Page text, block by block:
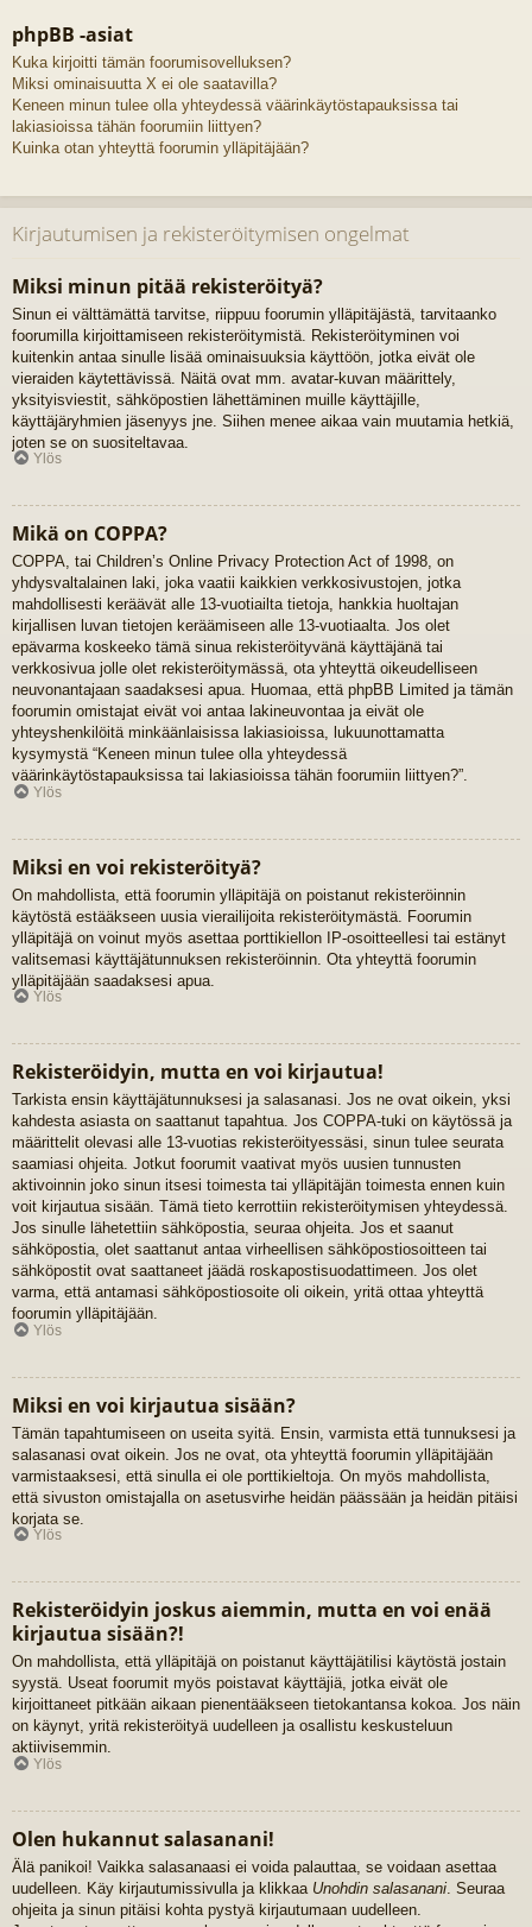
phpBB -asiat
Kuka kirjoitti tämän foorumisovelluksen?
Miksi ominaisuutta X ei ole saatavilla?
Keneen minun tulee olla yhteydessä väärinkäytöstapauksissa tai
lakiasioissa tähän foorumiin liittyen?
Kuinka otan yhteyttä foorumin ylläpitäjään?
Kirjautumisen ja rekisteröitymisen ongelmat
Miksi minun pitää rekisteröityä?
Sinun ei välttämättä tarvitse, riippuu foorumin ylläpitäjästä, tarvitaanko
foorumilla kirjoittamiseen rekisteröitymistä. Rekisteröityminen voi
kuitenkin antaa sinulle lisää ominaisuuksia käyttöön, jotka eivät ole
vieraiden käytettävissä. Näitä ovat mm. avatar-kuvan määrittely,
yksityisviestit, sähköpostien lähettäminen muille käyttäjille,
käyttäjäryhmien jäsenyys jne. Siihen menee aikaa vain muutamia hetkiä,
joten se on suositeltavaa.
Ylös
Mikä on COPPA?
COPPA, tai Children’s Online Privacy Protection Act of 1998, on
yhdysvaltalainen laki, joka vaatii kaikkien verkkosivustojen, jotka
mahdollisesti keräävät alle 13-vuotiailta tietoja, hankkia huoltajan
kirjallisen luvan tietojen keräämiseen alle 13-vuotiaalta. Jos olet
epävarma koskeeko tämä sinua rekisteröityvänä käyttäjänä tai
verkkosivua jolle olet rekisteröitymässä, ota yhteyttä oikeudelliseen
neuvonantajaan saadaksesi apua. Huomaa, että phpBB Limited ja tämän
foorumin omistajat eivät voi antaa lakineuvontaa ja eivät ole
yhteyshenkilöitä minkäänlaisissa lakiasioissa, lukuunottamatta
kysymystä “Keneen minun tulee olla yhteydessä
väärinkäytöstapauksissa tai lakiasioissa tähän foorumiin liittyen?”.
Ylös
Miksi en voi rekisteröityä?
On mahdollista, että foorumin ylläpitäjä on poistanut rekisteröinnin
käytöstä estääkseen uusia vierailijoita rekisteröitymästä. Foorumin
ylläpitäjä on voinut myös asettaa porttikiellon IP-osoitteellesi tai estänyt
valitsemasi käyttäjätunnuksen rekisteröinnin. Ota yhteyttä foorumin
ylläpitäjään saadaksesi apua.
Ylös
Rekisteröidyin, mutta en voi kirjautua!
Tarkista ensin käyttäjätunnuksesi ja salasanasi. Jos ne ovat oikein, yksi
kahdesta asiasta on saattanut tapahtua. Jos COPPA-tuki on käytössä ja
määrittelit olevasi alle 13-vuotias rekisteröityessäsi, sinun tulee seurata
saamiasi ohjeita. Jotkut foorumit vaativat myös uusien tunnusten
aktivoinnin joko sinun itsesi toimesta tai ylläpitäjän toimesta ennen kuin
voit kirjautua sisään. Tämä tieto kerrottiin rekisteröitymisen yhteydessä.
Jos sinulle lähetettiin sähköpostia, seuraa ohjeita. Jos et saanut
sähköpostia, olet saattanut antaa virheellisen sähköpostiosoitteen tai
sähköpostit ovat saattaneet jäädä roskapostisuodattimeen. Jos olet
varma, että antamasi sähköpostiosoite oli oikein, yritä ottaa yhteyttä
foorumin ylläpitäjään.
Ylös
Miksi en voi kirjautua sisään?
Tämän tapahtumiseen on useita syitä. Ensin, varmista että tunnuksesi ja
salasanasi ovat oikein. Jos ne ovat, ota yhteyttä foorumin ylläpitäjään
varmistaaksesi, että sinulla ei ole porttikieltoja. On myös mahdollista,
että sivuston omistajalla on asetusvirhe heidän päässään ja heidän pitäisi
korjata se.
Ylös
Rekisteröidyin joskus aiemmin, mutta en voi enää
kirjautua sisään?!
On mahdollista, että ylläpitäjä on poistanut käyttäjätilisi käytöstä jostain
syystä. Useat foorumit myös poistavat käyttäjiä, jotka eivät ole
kirjoittaneet pitkään aikaan pienentääkseen tietokantansa kokoa. Jos näin
on käynyt, yritä rekisteröityä uudelleen ja osallistu keskusteluun
aktiivisemmin.
Ylös
Olen hukannut salasanani!
Älä panikoi! Vaikka salasanaasi ei voida palauttaa, se voidaan asettaa
uudelleen. Käy kirjautumissivulla ja klikkaa Unohdin salasanani . Seuraa
ohjeita ja sinun pitäisi kohta pystyä kirjautumaan uudelleen.